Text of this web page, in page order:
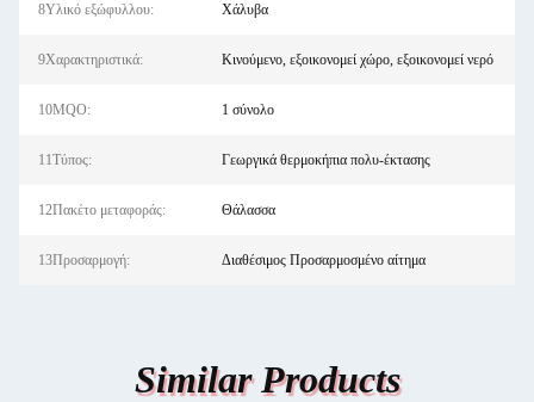
8Υλικό εξώφυλλου: Χάλυβα
9Χαρακτηριστικά: Κινούμενο, εξοικονομεί χώρο, εξοικονομεί νερό
10MQO: 1 σύνολο
11Τύπος: Γεωργικά θερμοκήπια πολυ-έκτασης
12Πακέτο μεταφοράς: Θάλασσα
13Προσαρμογή: Διαθέσιμος Προσαρμοσμένο αίτημα
Similar Products